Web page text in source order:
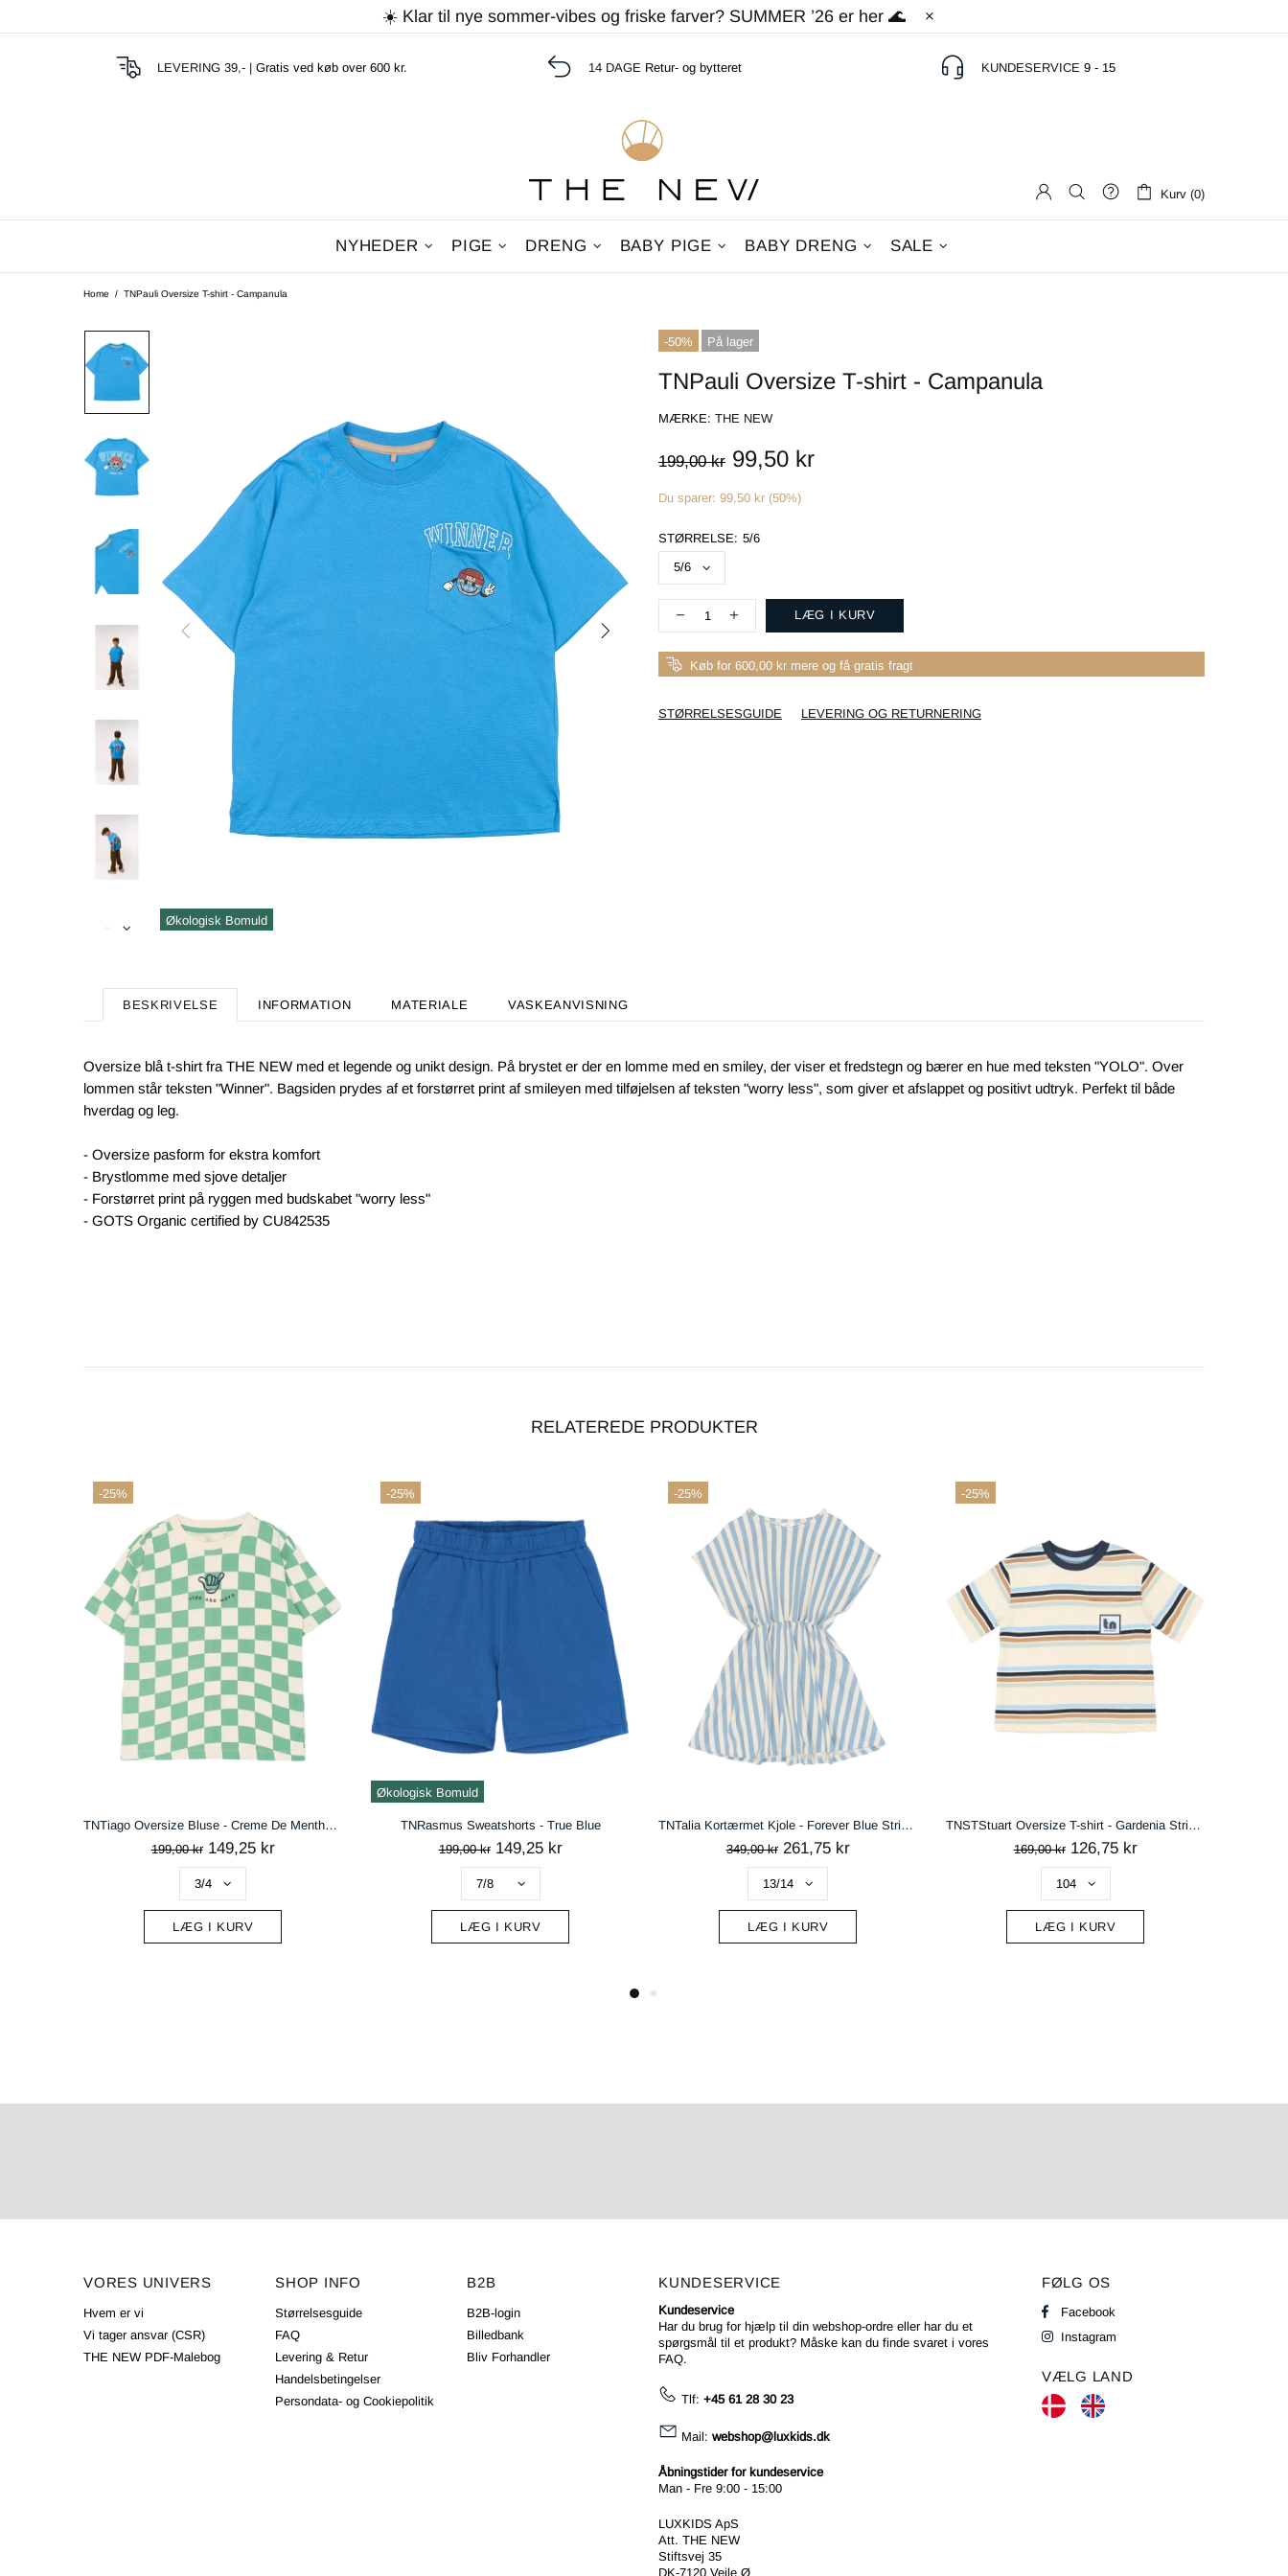
☀️ Klar til nye sommer-vibes og friske farver? SUMMER ’26 er her 🌊
LEVERING 39,- | Gratis ved køb over 600 kr. 14 DAGE Retur- og bytteret KUNDESERVICE9 - 15
Kurv (0)
NYHEDER PIGE DRENG BABY PIGE BABY DRENG SALE
Home TNPauli Oversize T-shirt - Campanula
Økologisk Bomuld
-50% På lager
TNPauli Oversize T-shirt - Campanula
MÆRKE: THE NEW
199,00 kr 99,50 kr
Du sparer: 99,50 kr (50%)
STØRRELSE: 5/6
LÆG I KURV
Køb for 600,00 kr mere og få gratis fragt
STØRRELSESGUIDE LEVERING OG RETURNERING
BESKRIVELSE INFORMATION MATERIALE VASKEANVISNING
Oversize blå t-shirt fra THE NEW med et legende og unikt design. På brystet er der en lomme med en smiley, der viser et fredstegn og bærer en hue med teksten "YOLO". Over
lommen står teksten "Winner". Bagsiden prydes af et forstørret print af smileyen med tilføjelsen af teksten "worry less", som giver et afslappet og positivt udtryk. Perfekt til både
hverdag og leg.
- Oversize pasform for ekstra komfort
- Brystlomme med sjove detaljer
- Forstørret print på ryggen med budskabet "worry less"
- GOTS Organic certified by CU842535
RELATEREDE PRODUKTER
-25%
TNTiago Oversize Bluse - Creme De Menthe Check
199,00 kr 149,25 kr
LÆG I KURV
-25%
Økologisk Bomuld
TNRasmus Sweatshorts - True Blue
199,00 kr 149,25 kr
LÆG I KURV
-25%
TNTalia Kortærmet Kjole - Forever Blue Striped
349,00 kr 261,75 kr
LÆG I KURV
-25%
TNSTStuart Oversize T-shirt - Gardenia Striped
169,00 kr 126,75 kr
LÆG I KURV
VORES UNIVERS
Hvem er vi
Vi tager ansvar (CSR)
THE NEW PDF-Malebog
SHOP INFO
Størrelsesguide
FAQ
Levering & Retur
Handelsbetingelser
Persondata- og Cookiepolitik
B2B
B2B-login
Billedbank
Bliv Forhandler
KUNDESERVICE
Kundeservice
Har du brug for hjælp til din webshop-ordre eller har du et
spørgsmål til et produkt? Måske kan du finde svaret i vores
FAQ.
Tlf: +45 61 28 30 23
Mail: webshop@luxkids.dk
Åbningstider for kundeservice
Man - Fre 9:00 - 15:00
LUXKIDS ApS
Att. THE NEW
Stiftsvej 35
DK-7120 Vejle Ø
FØLG OS
Facebook
Instagram
VÆLG LAND
handelsbetingelser
ACCEPTÉR AFVIS